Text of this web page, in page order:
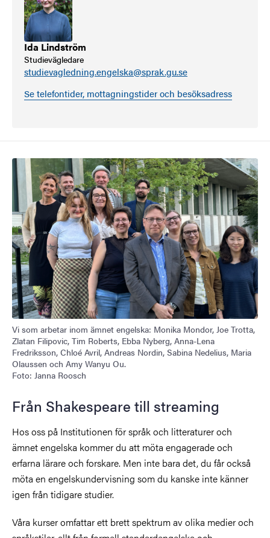
Ida Lindström
Studievägledare
studievagledning.engelska@sprak.gu.se
Se telefontider, mottagningstider och besöksadress
Vi som arbetar inom ämnet engelska: Monika Mondor, Joe Trotta,
Zlatan Filipovic, Tim Roberts, Ebba Nyberg, Anna-Lena
Fredriksson, Chloé Avril, Andreas Nordin, Sabina Nedelius, Maria
Olaussen och Amy Wanyu Ou.
Foto: Janna Roosch
Från Shakespeare till streaming
Hos oss på Institutionen för språk och litteraturer och
ämnet engelska kommer du att möta engagerade och
erfarna lärare och forskare. Men inte bara det, du får också
möta en engelskundervisning som du kanske inte känner
igen från tidigare studier.
Våra kurser omfattar ett brett spektrum av olika medier och